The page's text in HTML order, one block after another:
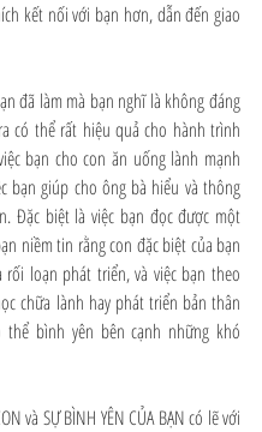
kết nối với bạn hơn, dẫn đến giao
đã làm mà bạn nghĩ là không đáng
có thể rất hiệu quả cho hành trình
bạn cho con ăn uống lành mạnh
bạn giúp cho ông bà hiểu và thông
Đặc biệt là việc bạn đọc được một
niềm tin rằng con đặc biệt của bạn
loạn phát triển, và việc bạn theo
chữa lành hay phát triển bản thân
bình yên bên cạnh những khó
và SỰ BÌNH YÊN CỦA BẠN có lẽ với